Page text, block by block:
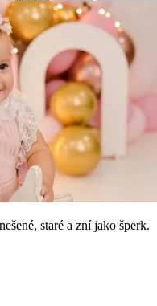
staré a zní jako šperk.